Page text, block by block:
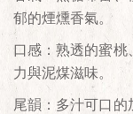
郁的煙燻香氣。
口感：熟透的蜜桃
力與泥煤滋味。
尾韻：多汁可口